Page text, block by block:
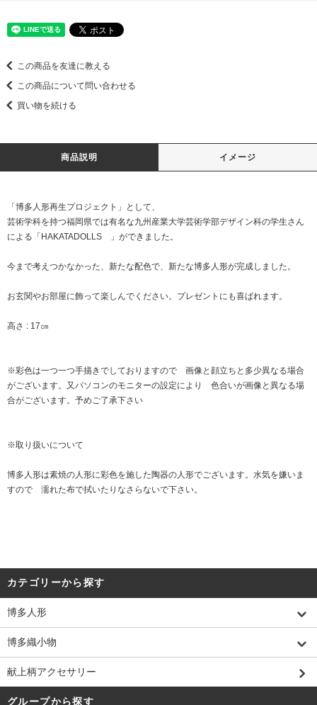
この商品を友達に教える
この商品について問い合わせる
買い物を続ける
商品説明 イメージ
「博多人形再生プロジェクト」として、
芸術学科を持つ福岡県では有名な九州産業大学芸術学部デザイン科の学生さん
による「HAKATADOLLS 」ができました。
今まで考えつかなかった、新たな配色で、新たな博多人形が完成しました。
お玄関やお部屋に飾って楽しんでください。プレゼントにも喜ばれます。
高さ : 17㎝
※彩色は一つ一つ手描きでしておりますので 画像と顔立ちと多少異なる場合
がございます。又パソコンのモニターの設定により 色合いが画像と異なる場
合がございます。予めご了承下さい
※取り扱いについて
博多人形は素焼の人形に彩色を施した陶器の人形でございます。水気を嫌いま
すので 濡れた布で拭いたりなさらないで下さい。
カテゴリーから探す
博多人形
博多織小物
献上柄アクセサリー
グループから探す